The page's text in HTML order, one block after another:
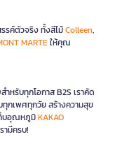
รค์ตัวจริง ทั้งสีไม้Colleen,
MARTEให้คุณ
รับทุกโอกาส B2S เราคัด
ทุกเพศทุกวัย สร้างความสุข
ก็บอุณหภูมิKAKAO
ามีครบ!